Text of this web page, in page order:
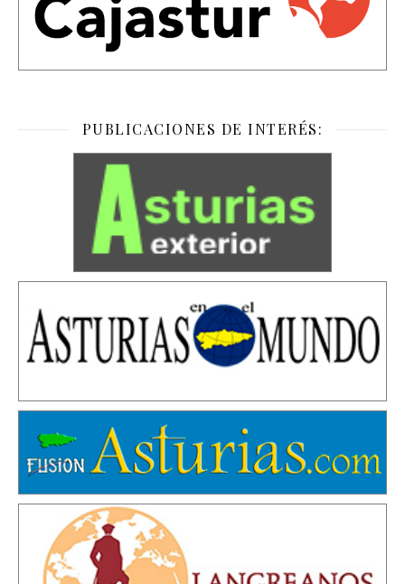
PUBLICACIONES DE INTERÉS: